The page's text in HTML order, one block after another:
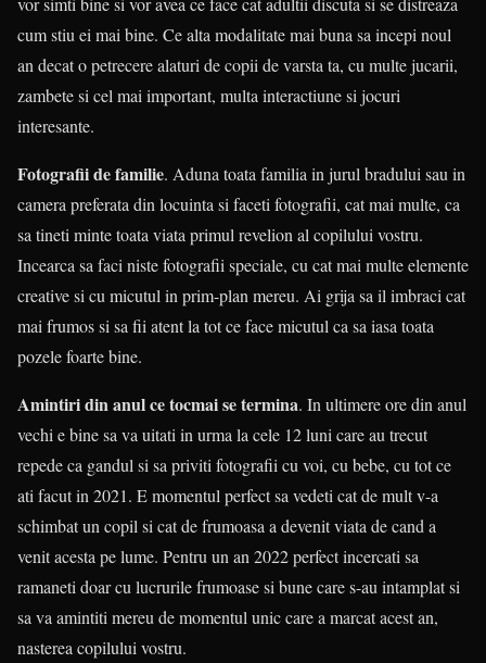
cum stiu ei mai bine. Ce alta modalitate mai buna sa incepi noul
an decat o petrecere alaturi de copii de varsta ta, cu multe jucarii,
zambete si cel mai important, multa interactiune si jocuri
interesante.
Fotografii de familie. Aduna toata familia in jurul bradului sau in
camera preferata din locuinta si faceti fotografii, cat mai multe, ca
sa tineti minte toata viata primul revelion al copilului vostru.
Incearca sa faci niste fotografii speciale, cu cat mai multe elemente
creative si cu micutul in prim-plan mereu. Ai grija sa il imbraci cat
mai frumos si sa fii atent la tot ce face micutul ca sa iasa toata
pozele foarte bine.
Amintiri din anul ce tocmai se termina. In ultimere ore din anul
vechi e bine sa va uitati in urma la cele 12 luni care au trecut
repede ca gandul si sa priviti fotografii cu voi, cu bebe, cu tot ce
ati facut in 2021. E momentul perfect sa vedeti cat de mult v-a
schimbat un copil si cat de frumoasa a devenit viata de cand a
venit acesta pe lume. Pentru un an 2022 perfect incercati sa
ramaneti doar cu lucrurile frumoase si bune care s-au intamplat si
sa va amintiti mereu de momentul unic care a marcat acest an,
nasterea copilului vostru.